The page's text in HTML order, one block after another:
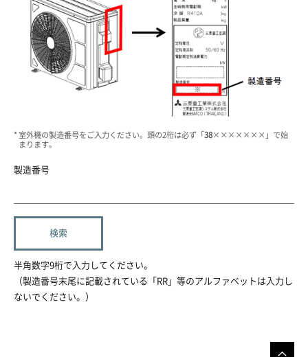
室外機の製造番号をご入力ください。頭の2桁は必ず「 38×××××××」で始
まります。
製造番号
半角数字9桁で入力してください。
（製造番号末尾に記載されている「RR」等のアルファベットは入力し
ないでください。）